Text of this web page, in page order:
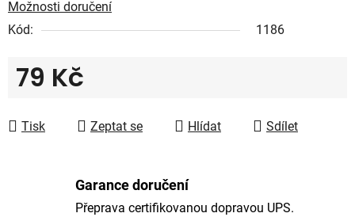
Možnosti doručení
Kód:
1186
79 Kč
Tisk
Zeptat se Hlídat Sdílet
Garance doručení
Přeprava certifikovanou dopravou UPS.